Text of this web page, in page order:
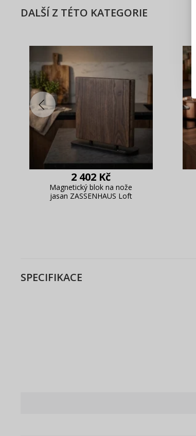
DALŠÍ Z TÉTO KATEGORIE
2 402 Kč
Magnetický blok na nože
jasan ZASSENHAUS Loft
SPECIFIKACE